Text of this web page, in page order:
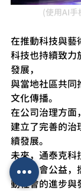
(使用AI手
在推動科技與藝
科技也持續致力
發展，
與當地社區共同
文化傳播。
在公司治理方面
建立了完善的治
續發展。
未來，通泰克科
新與社會公益，
動社會的進步與